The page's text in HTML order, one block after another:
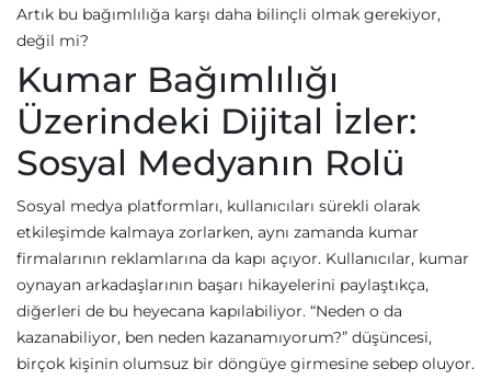
Artık bu bağımlılığa karşı daha bilinçli olmak gerekiyor,
değil mi?
Kumar Bağımlılığı
Üzerindeki Dijital İzler:
Sosyal Medyanın Rolü
Sosyal medya platformları, kullanıcıları sürekli olarak
etkileşimde kalmaya zorlarken, aynı zamanda kumar
firmalarının reklamlarına da kapı açıyor. Kullanıcılar, kumar
oynayan arkadaşlarının başarı hikayelerini paylaştıkça,
diğerleri de bu heyecana kapılabiliyor. “Neden o da
kazanabiliyor, ben neden kazanamıyorum?” düşüncesi,
birçok kişinin olumsuz bir döngüye girmesine sebep oluyor.